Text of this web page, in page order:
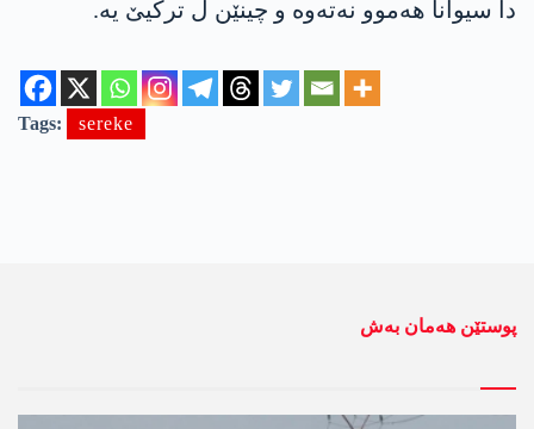
دا سیوانا ھەموو نەتەوە و چینێن ل ترکیێ یە.
Tags: sereke
پوستێن ھەمان بەش